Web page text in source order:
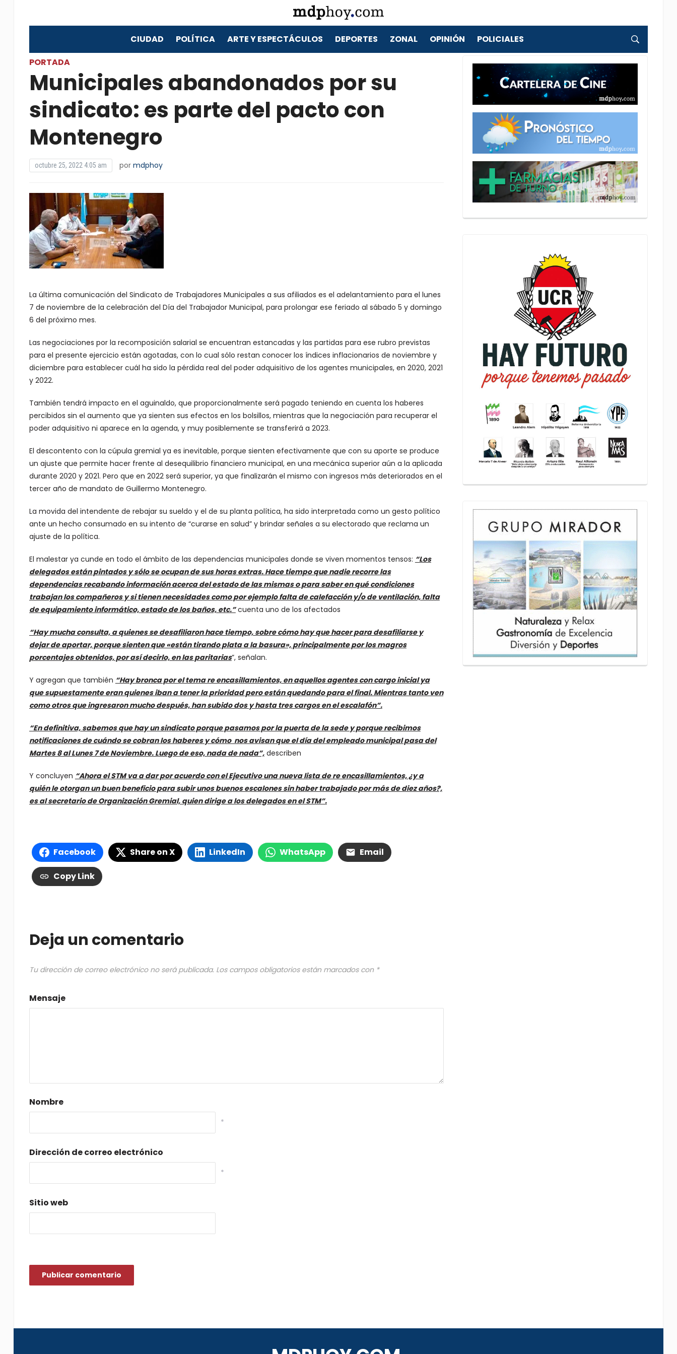
CIUDAD POLÍTICA ARTE Y ESPECTÁCULOS DEPORTES ZONAL OPINIÓN
POLICIALES
PORTADA
Municipales abandonados por su
sindicato: es parte del pacto con
Montenegro
octubre 25, 2022 4:05 am por mdphoy
La última comunicación del Sindicato de Trabajadores Municipales a sus afiliados es el adelantamiento para el lunes
7 de noviembre de la celebración del Día del Trabajador Municipal, para prolongar ese feriado al sábado 5 y domingo
6 del próximo mes.
Las negociaciones por la recomposición salarial se encuentran estancadas y las partidas para ese rubro previstas
para el presente ejercicio están agotadas, con lo cual sólo restan conocer los índices inflacionarios de noviembre y
diciembre para establecer cuál ha sido la pérdida real del poder adquisitivo de los agentes municipales, en 2020, 2021
y 2022.
También tendrá impacto en el aguinaldo, que proporcionalmente será pagado teniendo en cuenta los haberes
percibidos sin el aumento que ya sienten sus efectos en los bolsillos, mientras que la negociación para recuperar el
poder adquisitivo ni aparece en la agenda, y muy posiblemente se transferirá a 2023.
El descontento con la cúpula gremial ya es inevitable, porque sienten efectivamente que con su aporte se produce
un ajuste que permite hacer frente al desequilibrio financiero municipal, en una mecánica superior aún a la aplicada
durante 2020 y 2021. Pero que en 2022 será superior, ya que finalizarán el mismo con ingresos más deteriorados en el
tercer año de mandato de Guillermo Montenegro.
La movida del intendente de rebajar su sueldo y el de su planta política, ha sido interpretada como un gesto político
ante un hecho consumado en su intento de “curarse en salud” y brindar señales a su electorado que reclama un
ajuste de la política.
El malestar ya cunde en todo el ámbito de las dependencias municipales donde se viven momentos tensos: “Los
delegados están pintados y sólo se ocupan de sus horas extras. Hace tiempo que nadie recorre las
dependencias recabando información acerca del estado de las mismas o para saber en qué condiciones
trabajan los compañeros y si tienen necesidades como por ejemplo falta de calefacción y/o de ventilación, falta
de equipamiento informático, estado de los baños, etc.”cuenta uno de los afectados
“Hay mucha consulta, a quienes se desafiliaron hace tiempo, sobre cómo hay que hacer para desafiliarse y
dejar de aportar, porque sienten que «están tirando plata a la basura», principalmente por los magros
porcentajes obtenidos, por así decirlo, en las paritarias”, señalan.
Y agregan que también “Hay bronca por el tema re encasillamientos, en aquellos agentes con cargo inicial ya
que supuestamente eran quienes iban a tener la prioridad pero están quedando para el final. Mientras tanto ven
como otros que ingresaron mucho después, han subido dos y hasta tres cargos en el escalafón”.
“En definitiva, sabemos que hay un sindicato porque pasamos por la puerta de la sede y porque recibimos
notificaciones de cuándo se cobran los haberes y cómo nos avisan que el día del empleado municipal pasa del
Martes 8 al Lunes 7 de Noviembre. Luego de eso, nada de nada”,describen
Y concluyen “Ahora el STM va a dar por acuerdo con el Ejecutivo una nueva lista de re encasillamientos, ¿y a
quién le otorgan un buen beneficio para subir unos buenos escalones sin haber trabajado por más de diez años?,
es al secretario de Organización Gremial, quien dirige a los delegados en el STM”.
Facebook Share on X LinkedIn WhatsApp Email
Copy Link
Deja un comentario
Tu dirección de correo electrónico no será publicada. Los campos obligatorios están marcados con *
Mensaje
Nombre
*
Dirección de correo electrónico
*
Sitio web